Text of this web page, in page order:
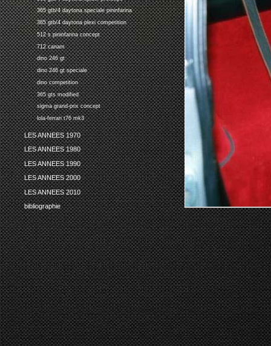
365 gtb/4 daytona speciale pininfarina
365 gtb/4 daytona plexi competition
512 s pininfarina concept
712 canam
dino 246 gt
dino 246 gt speciale
dino competition
365 gts modified
sigma grand-prix concept
lola-ferrari t76 mk3
LES ANNEES 1970
LES ANNEES 1980
LES ANNEES 1990
LES ANNEES 2000
LES ANNEES 2010
bibliographie